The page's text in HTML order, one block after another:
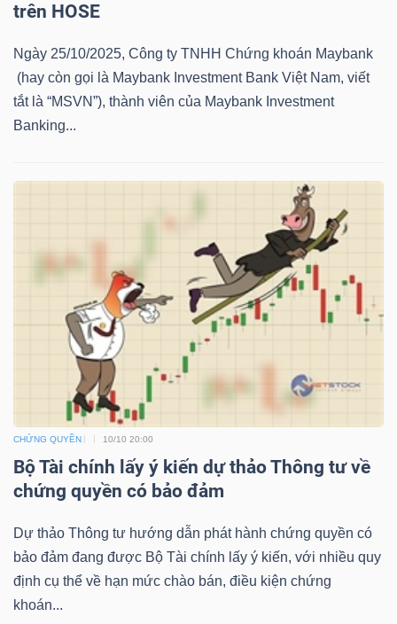
trên HOSE
Ngày 25/10/2025, Công ty TNHH Chứng khoán Maybank
(hay còn gọi là Maybank Investment Bank Việt Nam, viết
tắt là “MSVN”), thành viên của Maybank Investment
Banking...
CHỨNG QUYỀN 10/10 20:00
Bộ Tài chính lấy ý kiến dự thảo Thông tư về
chứng quyền có bảo đảm
Dự thảo Thông tư hướng dẫn phát hành chứng quyền có
bảo đảm đang được Bộ Tài chính lấy ý kiến, với nhiều quy
định cụ thể về hạn mức chào bán, điều kiện chứng
khoán...
NĂNG
LƯỢNG
CÔNG
NGHIỆP
TIÊU
DÙNG
KHÔNG
THIẾT